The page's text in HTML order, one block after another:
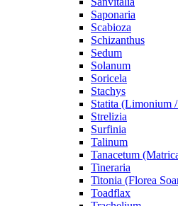
Saponaria
Scabioza
Schizanthus
Sedum
Solanum
Soricela
Stachys
Statita (Limonium
Strelizia
Surfinia
Talinum
Tanacetum
Tineraria
Titonia (Florea
Toadflax